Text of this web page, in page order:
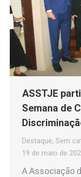
ASSTJE
Semana de
Destaque, Sem
19 de maio de
A Associação